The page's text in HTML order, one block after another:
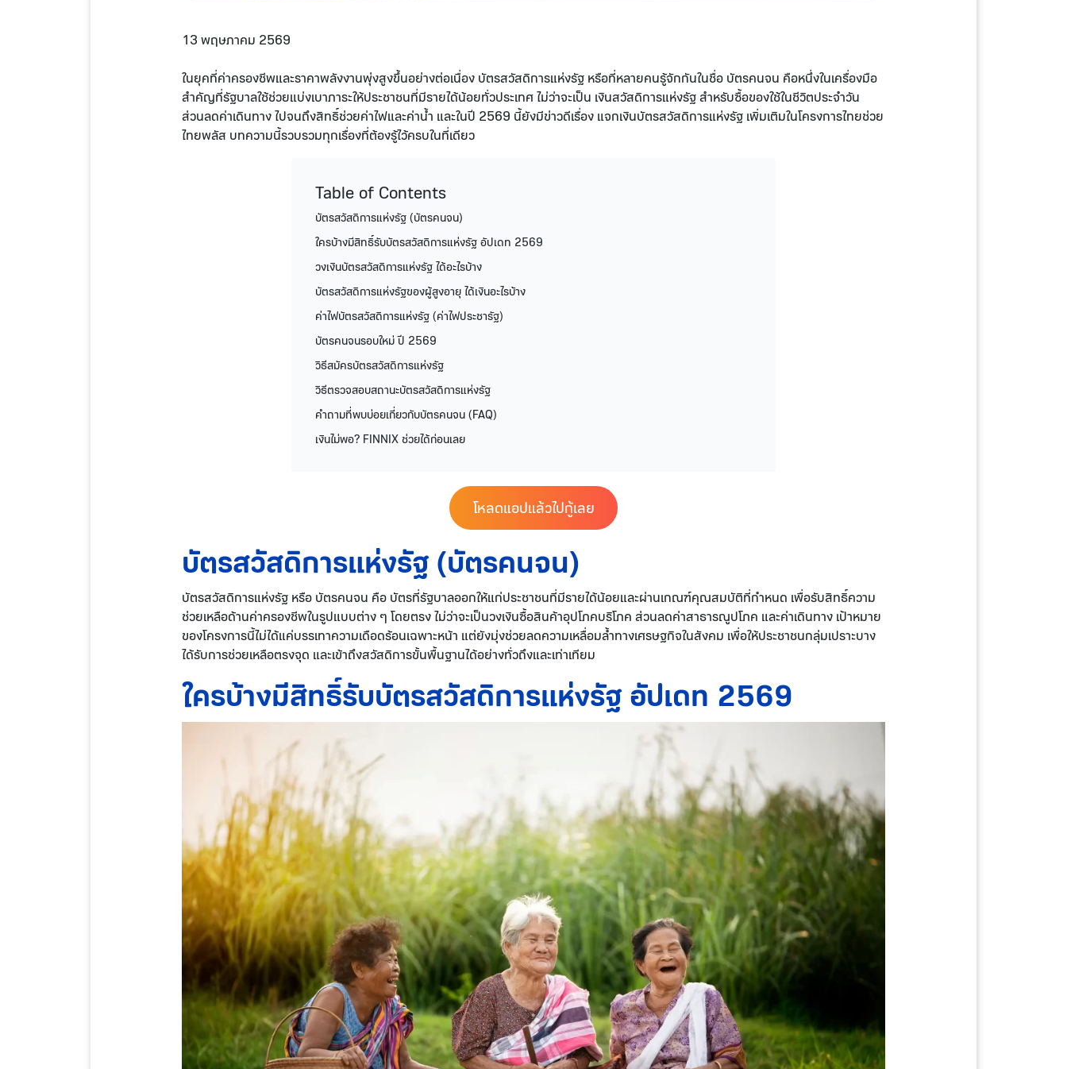
13 พฤษภาคม 2569
ในยุคที่ค่าครองชีพและราคาพลังงานพุ่งสูงขึ้นอย่างต่อเนื่อง บัตรสวัสดิการแห่งรัฐ หรือที่หลายคนรู้จักกันในชื่อ บัตรคนจน คือหนึ่งในเครื่องมือ
สำคัญที่รัฐบาลใช้ช่วยแบ่งเบาภาระให้ประชาชนที่มีรายได้น้อยทั่วประเทศ ไม่ว่าจะเป็น เงินสวัสดิการแห่งรัฐ สำหรับซื้อของใช้ในชีวิตประจำวัน
ส่วนลดค่าเดินทาง ไปจนถึงสิทธิ์ช่วยค่าไฟและค่าน้ำ และในปี 2569 นี้ยังมีข่าวดีเรื่อง แจกเงินบัตรสวัสดิการแห่งรัฐ เพิ่มเติมในโครงการไทยช่วย
ไทยพลัส บทความนี้รวบรวมทุกเรื่องที่ต้องรู้ไว้ครบในที่เดียว
Table of Contents
บัตรสวัสดิการแห่งรัฐ (บัตรคนจน)
ใครบ้างมีสิทธิ์รับบัตรสวัสดิการแห่งรัฐ อัปเดท 2569
วงเงินบัตรสวัสดิการแห่งรัฐ ได้อะไรบ้าง
บัตรสวัสดิการแห่งรัฐของผู้สูงอายุ ได้เงินอะไรบ้าง
ค่าไฟบัตรสวัสดิการแห่งรัฐ (ค่าไฟประชารัฐ)
บัตรคนจนรอบใหม่ ปี 2569
วิธีสมัครบัตรสวัสดิการแห่งรัฐ
วิธีตรวจสอบสถานะบัตรสวัสดิการแห่งรัฐ
คำถามที่พบบ่อยเกี่ยวกับบัตรคนจน (FAQ)
เงินไม่พอ? FINNIX ช่วยได้ก่อนเลย
โหลดแอปแล้วไปกู้เลย
บัตรสวัสดิการแห่งรัฐ (บัตรคนจน)
บัตรสวัสดิการแห่งรัฐ หรือ บัตรคนจน คือ บัตรที่รัฐบาลออกให้แก่ประชาชนที่มีรายได้น้อยและผ่านเกณฑ์คุณสมบัติที่กำหนด เพื่อรับสิทธิ์ความ
ช่วยเหลือด้านค่าครองชีพในรูปแบบต่าง ๆ โดยตรง ไม่ว่าจะเป็นวงเงินซื้อสินค้าอุปโภคบริโภค ส่วนลดค่าสาธารณูปโภค และค่าเดินทาง เป้าหมาย
ของโครงการนี้ไม่ได้แค่บรรเทาความเดือดร้อนเฉพาะหน้า แต่ยังมุ่งช่วยลดความเหลื่อมล้ำทางเศรษฐกิจในสังคม เพื่อให้ประชาชนกลุ่มเปราะบาง
ได้รับการช่วยเหลือตรงจุด และเข้าถึงสวัสดิการขั้นพื้นฐานได้อย่างทั่วถึงและเท่าเทียม
ใครบ้างมีสิทธิ์รับบัตรสวัสดิการแห่งรัฐ อัปเดท 2569